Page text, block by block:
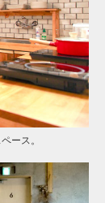
ース。